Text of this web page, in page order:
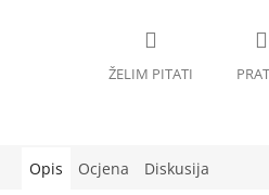
Opis Ocjena Diskusija